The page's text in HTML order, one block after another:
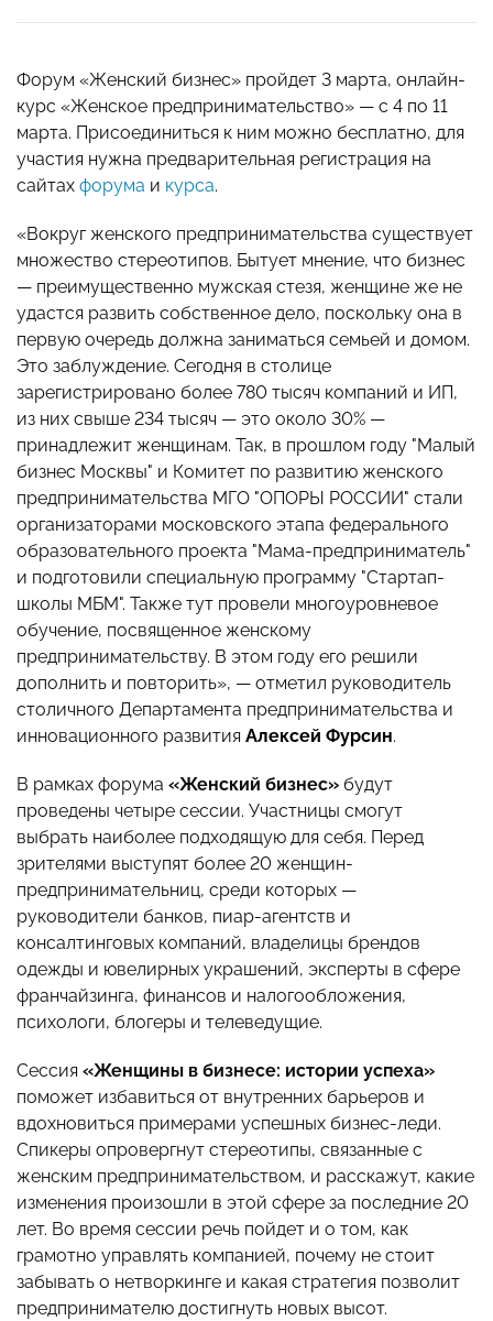
Форум «Женский бизнес» пройдет 3 марта, онлайн-
курс «Женское предпринимательство» — с 4 по 11
марта. Присоединиться к ним можно бесплатно, для
участия нужна предварительная регистрация на
сайтах форума и курса.
«Вокруг женского предпринимательства существует
множество стереотипов. Бытует мнение, что бизнес
— преимущественно мужская стезя, женщине же не
удастся развить собственное дело, поскольку она в
первую очередь должна заниматься семьей и домом.
Это заблуждение. Сегодня в столице
зарегистрировано более 780 тысяч компаний и ИП,
из них свыше 234 тысяч — это около 30% —
принадлежит женщинам. Так, в прошлом году "Малый
бизнес Москвы" и Комитет по развитию женского
предпринимательства МГО "ОПОРЫ РОССИИ" стали
организаторами московского этапа федерального
образовательного проекта "Мама-предприниматель"
и подготовили специальную программу "Стартап-
школы МБМ". Также тут провели многоуровневое
обучение, посвященное женскому
предпринимательству. В этом году его решили
дополнить и повторить», — отметил руководитель
столичного Департамента предпринимательства и
инновационного развития Алексей Фурсин.
В рамках форума «Женский бизнес» будут
проведены четыре сессии. Участницы смогут
выбрать наиболее подходящую для себя. Перед
зрителями выступят более 20 женщин-
предпринимательниц, среди которых —
руководители банков, пиар-агентств и
консалтинговых компаний, владелицы брендов
одежды и ювелирных украшений, эксперты в сфере
франчайзинга, финансов и налогообложения,
психологи, блогеры и телеведущие.
Сессия «Женщины в бизнесе: истории успеха»
поможет избавиться от внутренних барьеров и
вдохновиться примерами успешных бизнес-леди.
Спикеры опровергнут стереотипы, связанные с
женским предпринимательством, и расскажут, какие
изменения произошли в этой сфере за последние 20
лет. Во время сессии речь пойдет и о том, как
грамотно управлять компанией, почему не стоит
забывать о нетворкинге и какая стратегия позволит
предпринимателю достигнуть новых высот.